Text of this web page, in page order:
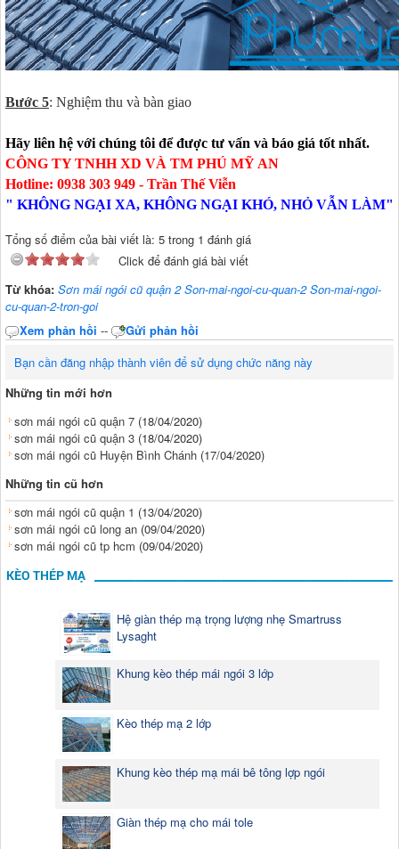
Bước 5: Nghiệm thu và bàn giao
Hãy liên hệ với chúng tôi để được tư vấn và báo giá tốt nhất.
CÔNG TY TNHH XD VÀ TM PHÚ MỸ AN
Hotline: 0938 303 949 - Trần Thế Viễn
" KHÔNG NGẠI XA, KHÔNG NGẠI KHÓ, NHỎ VẪN LÀM"
Tổng số điểm của bài viết là: 5 trong 1 đánh giá
Click để đánh giá bài viết
Từ khóa: Sơn mái ngói cũ quận 2 Son-mai-ngoi-cu-quan-2 Son-mai-ngoi-
cu-quan-2-tron-goi
Xem phản hồi --
Gửi phản hồi
Bạn cần đăng nhập thành viên để sử dụng chức năng này
Những tin mới hơn
sơn mái ngói cũ quận 7 (18/04/2020)
sơn mái ngói cũ quận 3 (18/04/2020)
sơn mái ngói cũ Huyện Bình Chánh (17/04/2020)
Những tin cũ hơn
sơn mái ngói cũ quận 1 (13/04/2020)
sơn mái ngói cũ long an (09/04/2020)
sơn mái ngói cũ tp hcm (09/04/2020)
KÈO THÉP MẠ
Hệ giàn thép mạ trọng lượng nhẹ Smartruss
Lysaght
Khung kèo thép mái ngói 3 lớp
Kèo thép mạ 2 lớp
Khung kèo thép mạ mái bê tông lợp ngói
Giàn thép mạ cho mái tole